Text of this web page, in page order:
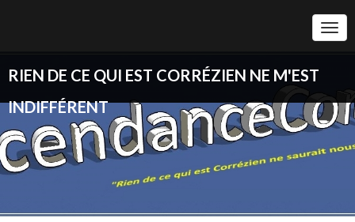
RIEN DE CE QUI EST CORRÉZIEN NE M'EST
INDIFFÉRENT